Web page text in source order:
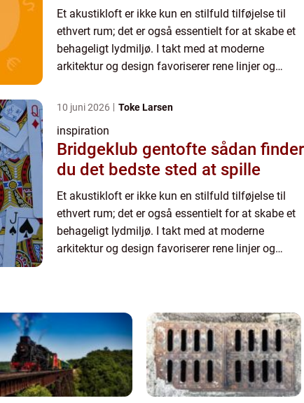
Et akustikloft er ikke kun en stilfuld tilføjelse til
ethvert rum; det er også essentielt for at skabe et
behageligt lydmiljø. I takt med at moderne
arkitektur og design favoriserer rene linjer og
10 juni 2026 Toke Larsen
inspiration
Bridgeklub gentofte sådan finder
du det bedste sted at spille
Et akustikloft er ikke kun en stilfuld tilføjelse til
ethvert rum; det er også essentielt for at skabe et
behageligt lydmiljø. I takt med at moderne
arkitektur og design favoriserer rene linjer og